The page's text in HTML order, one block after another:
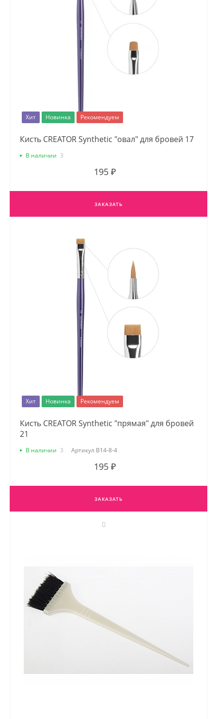
Хит Новинка Рекомендуем
Кисть CREATOR Synthetic "овал" для бровей 17
В наличии 3
195 ₽
ЗАКАЗАТЬ
Хит Новинка Рекомендуем
Кисть CREATOR Synthetic "прямая" для бровей
21
В наличии 3 Артикул В14-8-4
195 ₽
ЗАКАЗАТЬ